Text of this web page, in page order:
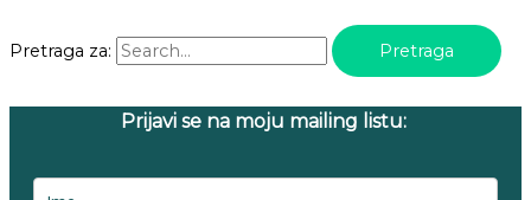
Pretraga za:
Prijavi se na moju mailing listu: